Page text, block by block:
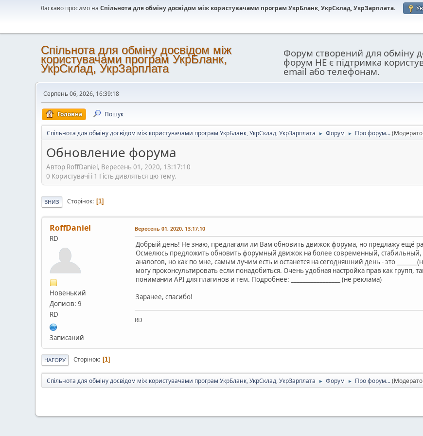
Ласкаво просимо на Спільнота для обміну досвідом між користувачами програм УкрБланк, УкрСклад, УкрЗарплата.
Спільнота для обміну досвідом між
користувачами програм УкрБланк,
УкрСклад, УкрЗарплата
Форум створений для обміну
форум НЕ є підтримка
email або телефонам.
Серпень 06, 2026, 16:39:18
Головна Пошук
Спільнота для обміну досвідом між користувачами програм УкрБланк, УкрСклад, УкрЗарплата ► Форум ► Про форум...
Обновление форума
Автор RoffDaniel, Вересень 01, 2020, 13:17:10
0 Користувачі і 1 Гість дивляться цю тему.
ВНИЗ Сторінок 1
RoffDaniel
RD
Новенький
Дописів: 9
RD
Записаний
Вересень 01, 2020, 13:17:10
Добрый день! Не знаю, предлагали ли Вам обновить движок форума, но предлажу ещё
Осмелюсь предложить обновить форумный движок на более современный, стабильный,
аналогов, но как по мне, самым лучим есть и останется на сегодняшний день - это
могу проконсультировать если понадобиться. Очень удобная настройка прав как групп,
понимании API для плагинов и тем. Подробнее: _________________ (не реклама)
Заранее, спасибо!
RD
НАГОРУ Сторінок 1
Спільнота для обміну досвідом між користувачами програм УкрБланк, УкрСклад, УкрЗарплата ► Форум ► Про форум...